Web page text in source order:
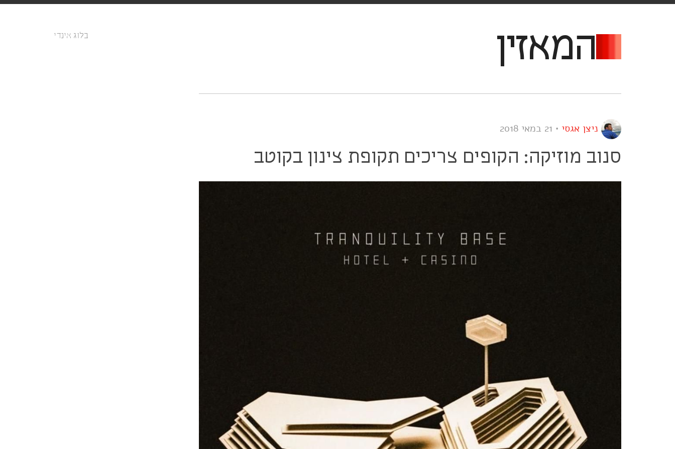
המאזין בלוג אינדי
ניצן אגסי • 21 במאי 2018
סנוב מוזיקה: הקופים צריכים תקופת צינון בקוטב